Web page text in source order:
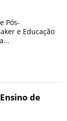
Pós-
e Educação
de